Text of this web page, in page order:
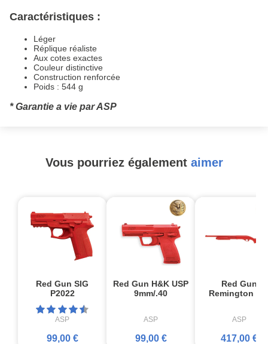
Caractéristiques :
Léger
Réplique réaliste
Aux cotes exactes
Couleur distinctive
Construction renforcée
Poids : 544 g
* Garantie a vie par ASP
Vous pourriez également aimer
Red Gun SIG
P2022
ASP
99,00 €
Red Gun H&K USP
9mm/.40
ASP
99,00 €
Red Gun
Remington
ASP
417,00 €